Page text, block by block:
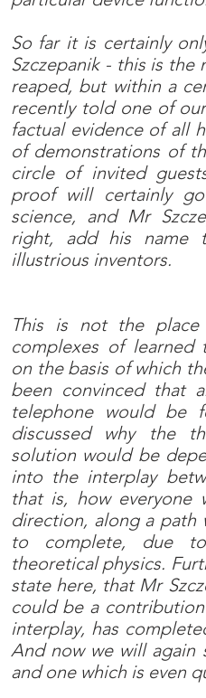
So far it is certainly
Szczepanik - this is the
reaped, but within a
recently told one of
factual evidence of all
of demonstrations of
circle of invited
proof will certainly
science, and Mr
right, add his
illustrious inventors.
This is not the
complexes of learned
on the basis of which
been convinced that
telephone would be
discussed why the
solution would be
into the interplay
that is, how everyone
direction, along a path
to complete, due
theoretical physics.
state here, that Mr
could be a
interplay, has
And now we will again
and one which is even